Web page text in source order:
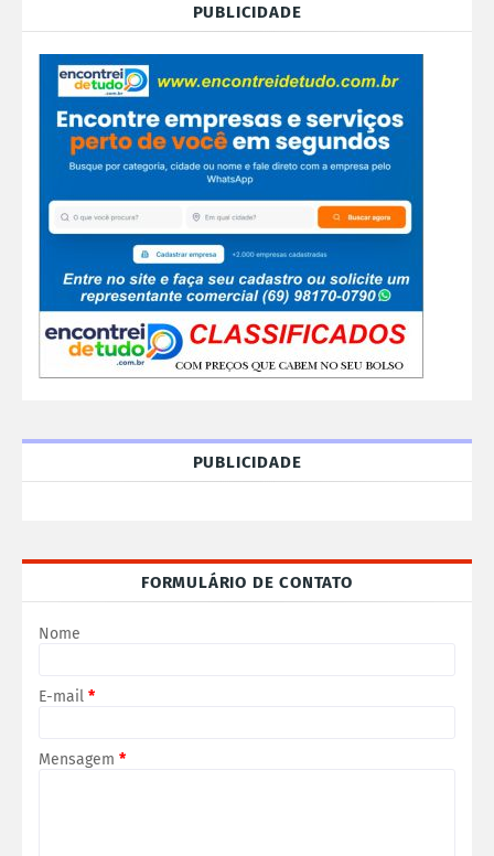
PUBLICIDADE
PUBLICIDADE
FORMULÁRIO DE CONTATO
Nome
E-mail *
Mensagem *